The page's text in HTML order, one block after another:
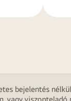
bejelentés